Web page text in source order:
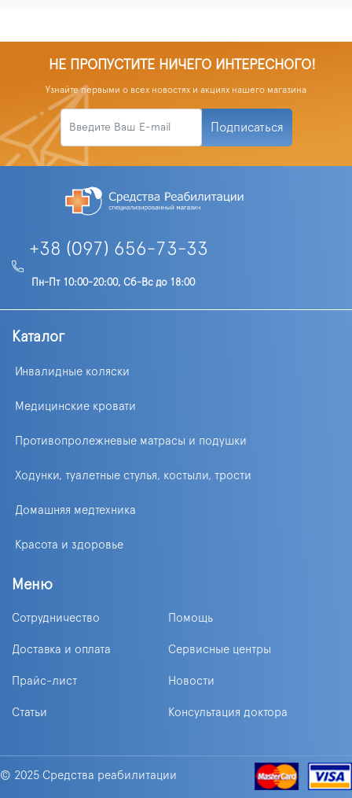
НЕ ПРОПУСТИТЕ НИЧЕГО ИНТЕРЕСНОГО!
Узнайте первыми о всех новостях и акциях нашего магазина
Подписаться
+38 (097) 656-73-33
Пн-Пт 10:00-20:00, Сб-Вс до 18:00
Каталог
Инвалидные коляски
Медицинские кровати
Противопролежневые матрасы и подушки
Ходунки, туалетные стулья, костыли, трости
Домашняя медтехника
Красота и здоровье
Меню
Сотрудничество Помощь
Доставка и оплата Сервисные центры
Прайс-лист Новости
Статьи Консультация доктора
© 2025 Средства реабилитации